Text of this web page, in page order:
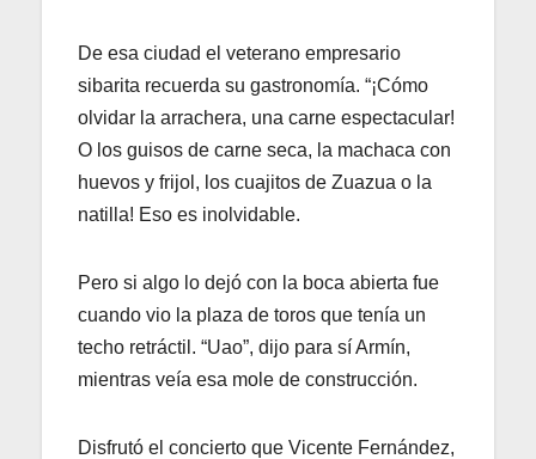
De esa ciudad el veterano empresario
sibarita recuerda su gastronomía. “¡Cómo
olvidar la arrachera, una carne espectacular!
O los guisos de carne seca, la machaca con
huevos y frijol, los cuajitos de Zuazua o la
natilla! Eso es inolvidable.
Pero si algo lo dejó con la boca abierta fue
cuando vio la plaza de toros que tenía un
techo retráctil. “Uao”, dijo para sí Armín,
mientras veía esa mole de construcción.
Disfrutó el concierto que Vicente Fernández,